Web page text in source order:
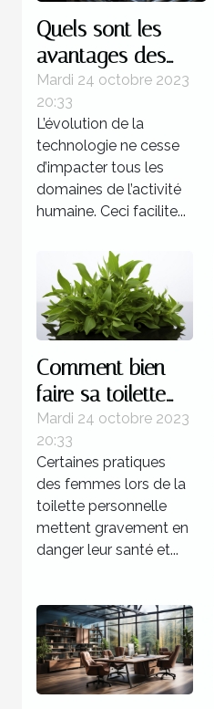
Quels sont les
avantages des
systèmes
d’automatisations ?
Mardi 24 octobre 2023
20:33
L’évolution de la
technologie ne cesse
d’impacter tous les
domaines de l’activité
humaine. Ceci facilite...
Comment bien
faire sa toilette
intime ?
Mardi 24 octobre 2023
20:33
Certaines pratiques
des femmes lors de la
toilette personnelle
mettent gravement en
danger leur santé et...